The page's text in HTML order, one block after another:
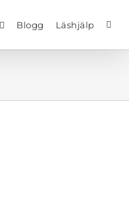
Blogg Läshjälp